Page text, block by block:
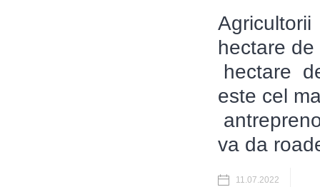
hectare
hectare
este cel
va da
11.07.2022